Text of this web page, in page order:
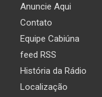
Anuncie Aqui
Contato
Equipe Cabiúna
feed RSS
História da Rádio
Localização